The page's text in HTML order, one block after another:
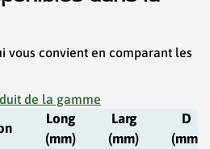
vous convient en comparant les
de la gamme
Long
(mm)
Larg
(mm)
D
(mm)